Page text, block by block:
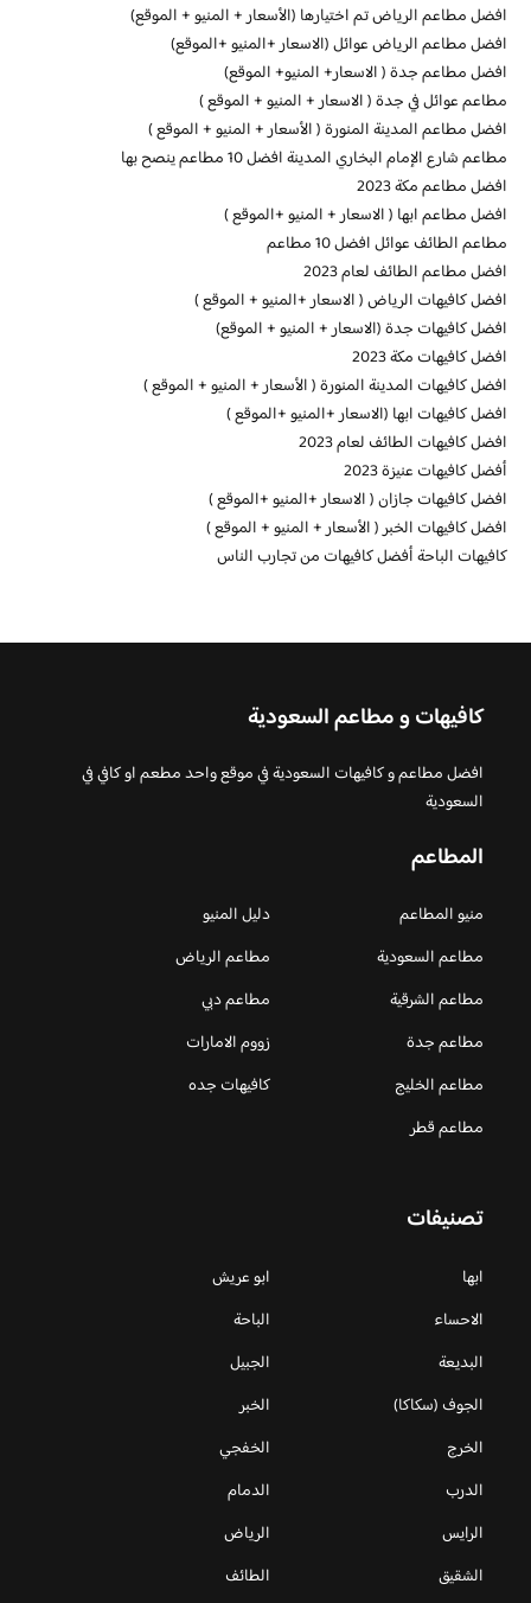
افضل مطاعم الرياض تم اختيارها (الأسعار + المنيو + الموقع)
افضل مطاعم الرياض عوائل (الاسعار +المنيو +الموقع)
افضل مطاعم جدة ( الاسعار+ المنيو+ الموقع)
مطاعم عوائل في جدة ( الاسعار + المنيو + الموقع )
افضل مطاعم المدينة المنورة ( الأسعار + المنيو + الموقع )
مطاعم شارع الإمام البخاري المدينة افضل 10 مطاعم ينصح بها
افضل مطاعم مكة 2023
افضل مطاعم ابها ( الاسعار + المنيو +الموقع )
مطاعم الطائف عوائل افضل 10 مطاعم
افضل مطاعم الطائف لعام 2023
افضل كافيهات الرياض ( الاسعار +المنيو + الموقع )
افضل كافيهات جدة (الاسعار + المنيو + الموقع)
افضل كافيهات مكة 2023
افضل كافيهات المدينة المنورة ( الأسعار + المنيو + الموقع )
افضل كافيهات ابها (الاسعار +المنيو +الموقع )
افضل كافيهات الطائف لعام 2023
أفضل كافيهات عنيزة 2023
افضل كافيهات جازان ( الاسعار +المنيو +الموقع )
افضل كافيهات الخبر ( الأسعار + المنيو + الموقع )
كافيهات الباحة أفضل كافيهات من تجارب الناس
كافيهات و مطاعم السعودية
افضل مطاعم و كافيهات السعودية في موقع واحد مطعم او كافي في
السعودية
المطاعم
منيو المطاعم
دليل المنيو
مطاعم السعودية
مطاعم الرياض
مطاعم الشرقية
مطاعم دبي
مطاعم جدة
زووم الامارات
مطاعم الخليج
كافيهات جده
مطاعم قطر
تصنيفات
ابها
ابو عريش
الاحساء
الباحة
البديعة
الجبيل
الجوف (سكاكا)
الخبر
الخرج
الخفجي
الدرب
الدمام
الرايس
الرياض
الشقيق
الطائف